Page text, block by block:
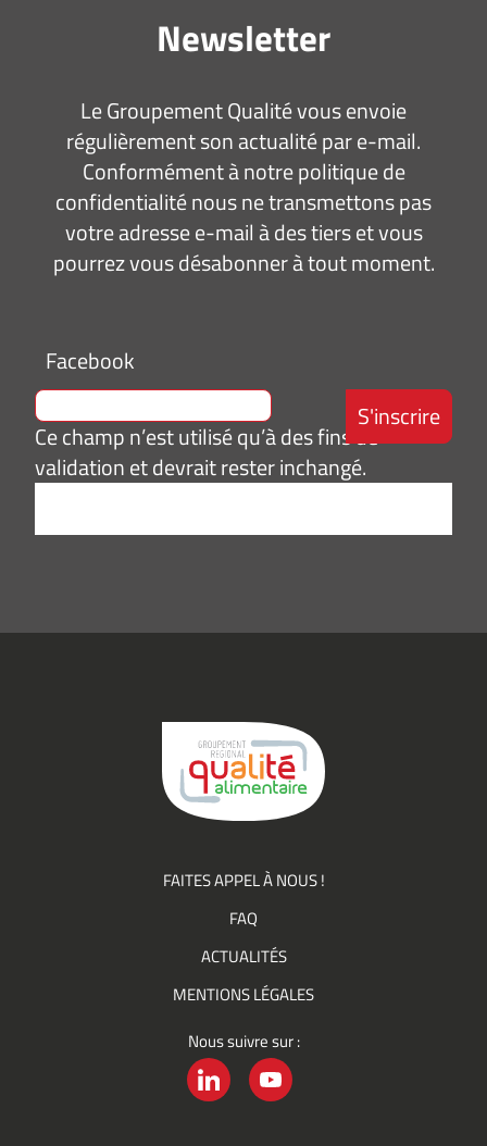
Newsletter
Le Groupement Qualité vous envoie
régulièrement son actualité par e-mail.
Conformément à notre politique de
confidentialité nous ne transmettons pas
votre adresse e-mail à des tiers et vous
pourrez vous désabonner à tout moment.
Facebook
Ce champ n’est utilisé qu’à des fins de
validation et devrait rester inchangé.
e-
FAITES APPEL À NOUS !
FAQ
ACTUALITÉS
MENTIONS LÉGALES
Nous suivre sur :